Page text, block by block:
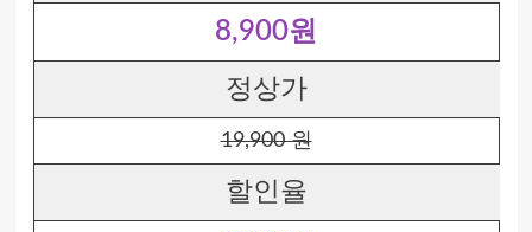
8,900원
정상가
19,900 원
할인율